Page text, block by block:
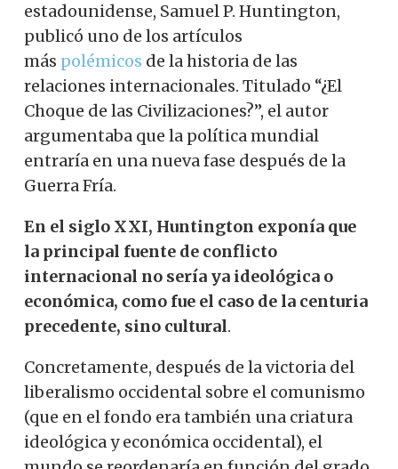
estadounidense, Samuel P. Huntington,
publicó uno de los artículos
más polémicos de la historia de las
relaciones internacionales. Titulado “¿El
Choque de las Civilizaciones?”, el autor
argumentaba que la política mundial
entraría en una nueva fase después de la
Guerra Fría.
En el siglo XXI, Huntington exponía que
la principal fuente de conflicto
internacional no sería ya ideológica o
económica, como fue el caso de la centuria
precedente, sino cultural.
Concretamente, después de la victoria del
liberalismo occidental sobre el comunismo
(que en el fondo era también una criatura
ideológica y económica occidental), el